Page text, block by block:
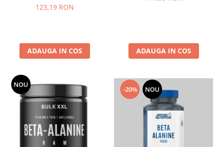
123,19 RON
ADAUGA IN COS ADAUGA IN COS
NOU
-20% NOU